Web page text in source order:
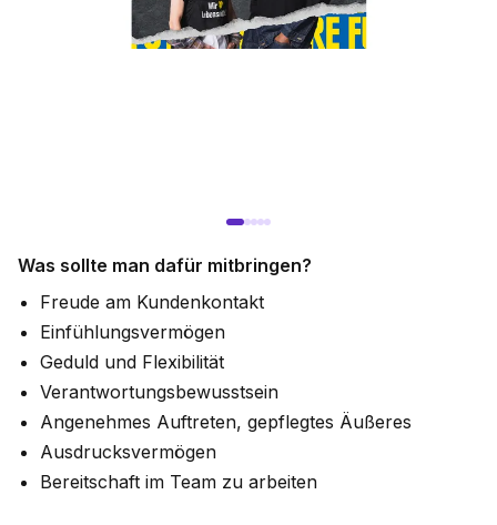
Was sollte man dafür mitbringen?
Freude am Kundenkontakt
Einfühlungsvermögen
Geduld und Flexibilität
Verantwortungsbewusstsein
Angenehmes Auftreten, gepflegtes Äußeres
Ausdrucksvermögen
Bereitschaft im Team zu arbeiten